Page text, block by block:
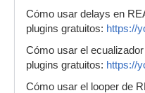
Cómo usar delays en
plugins gratuitos: https://
Cómo usar el
plugins gratuitos: https://
Cómo usar el looper de